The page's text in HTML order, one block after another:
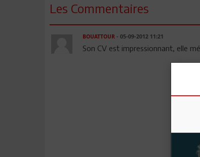
Les Commentaires
BOUATTOUR- 05-09-2012 11:21
Son CV est impressionnant, elle